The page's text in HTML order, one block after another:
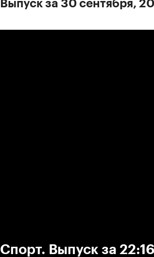
Выпуск за 30 сентября,
Спорт. Выпуск за